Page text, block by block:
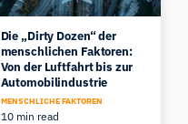
Die „Dirty Dozen“ der
menschlichen Faktoren:
Von der Luftfahrt bis zur
Automobilindustrie
MENSCHLICHE FAKTOREN
10 min read